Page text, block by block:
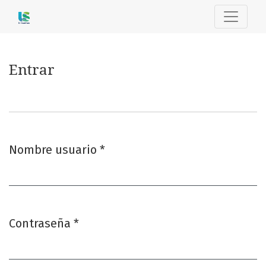
Entrar
Entrar
Nombre usuario *
Contraseña *